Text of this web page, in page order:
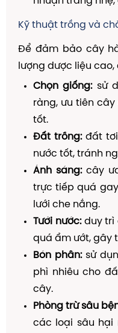
Kỹ thuật trồng và
Để đảm bảo cây
lượng dược liệu
Chọn giống:sử
ràng, ưu tiên
tốt.
Đất trồng:đất tơi
nước tốt, tránh
Ánh sáng:cây
trực tiếp quá
lưới che nắng.
Tưới nước:duy trì
quá ẩm ướt, gây
Bón phân:sử
phì nhiêu cho
cây.
Phòng trừ sâu
các loại sâu hại